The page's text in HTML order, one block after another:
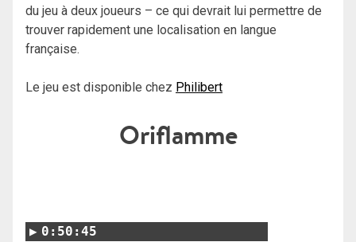
du jeu à deux joueurs – ce qui devrait lui permettre de
trouver rapidement une localisation en langue
française.
Le jeu est disponible chez Philibert
Oriflamme
0:50:45